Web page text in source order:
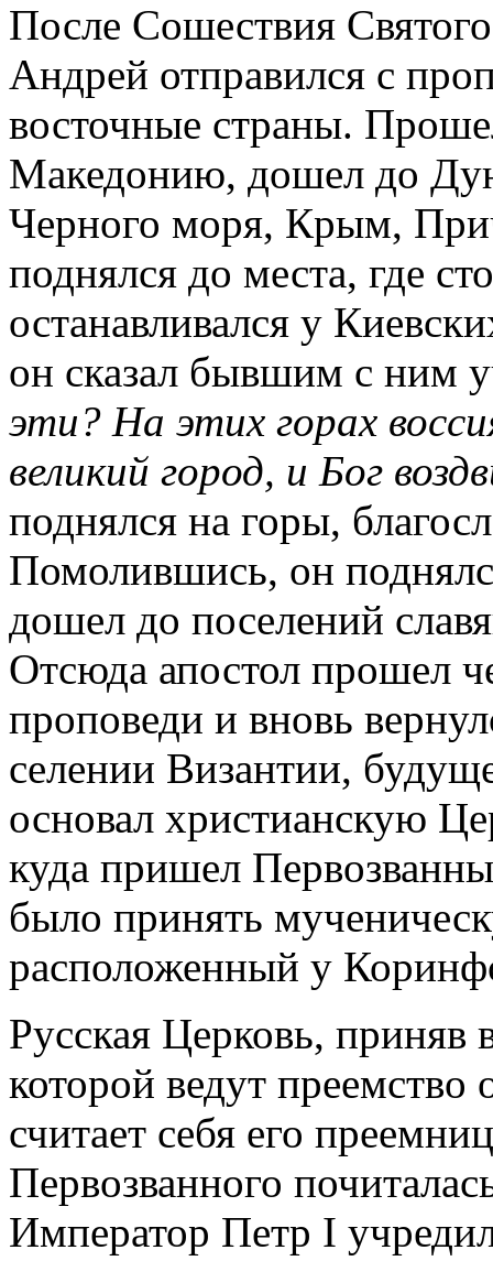
После Сошествия
Андрей отправился с
восточные страны.
Македонию, дошел до
Черного моря, Крым,
поднялся до места, где
останавливался у
он сказал бывшим с ним
эти? На этих горах
великий город, и Бог
поднялся на горы,
Помолившись, он
дошел до поселений
Отсюда апостол прошел
проповеди и вновь
селении Византии,
основал христианскую
куда пришел
было принять
расположенный у
Русская Церковь, приняв
которой ведут преемство
считает себя его
Первозванного
Император Петр I